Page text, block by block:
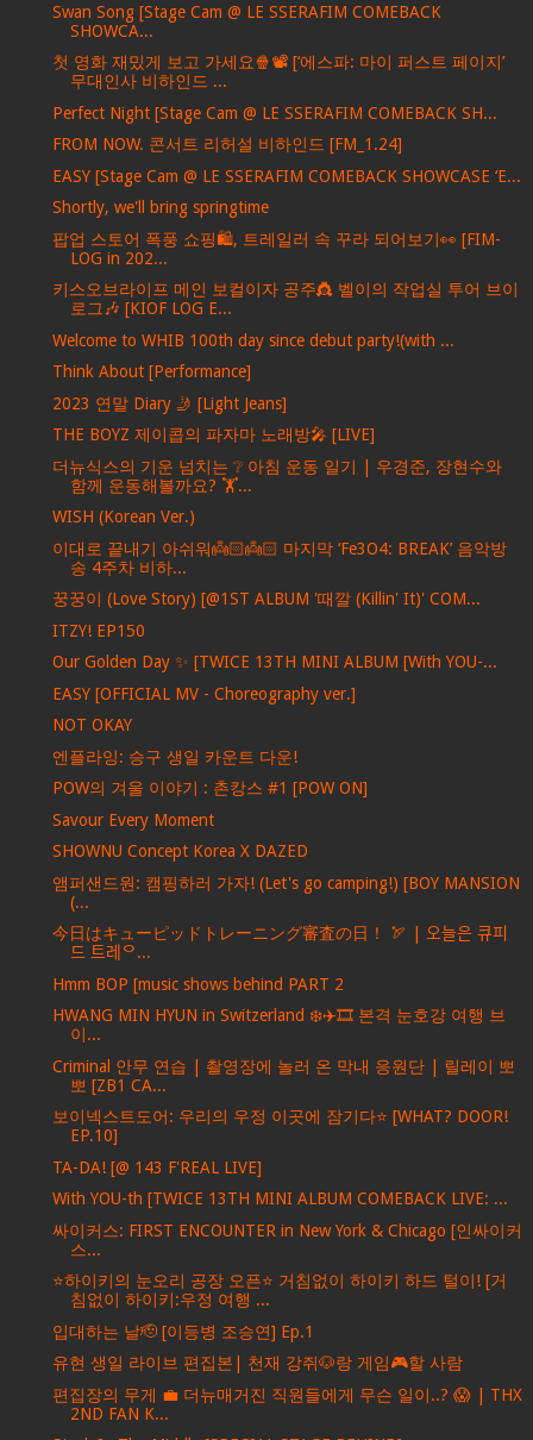
Swan Song [Stage Cam @ LE SSERAFIM COMEBACK
SHOWCA...
첫 영화 재밌게 보고 가세요🍿📽️ [‘에스파: 마이 퍼스트 페이지’
무대인사 비하인드 ...
Perfect Night [Stage Cam @ LE SSERAFIM COMEBACK SH...
FROM NOW. 콘서트 리허설 비하인드 [FM_1.24]
EASY [Stage Cam @ LE SSERAFIM COMEBACK SHOWCASE ‘E...
Shortly, we'll bring springtime
팝업 스토어 폭풍 쇼핑🛍️, 트레일러 속 꾸라 되어보기👀 [FIM-
LOG in 202...
키스오브라이프 메인 보컬이자 공주👸 벨이의 작업실 투어 브이
로그🎶 [KIOF LOG E...
Welcome to WHIB 100th day since debut party!(with ...
Think About [Performance]
2023 연말 Diary 🤳 [Light Jeans]
THE BOYZ 제이콥의 파자마 노래방🎤 [LIVE]
더뉴식스의 기운 넘치는 ❔ 아침 운동 일기 | 우경준, 장현수와
함께 운동해볼까요? 🏋️...
WISH (Korean Ver.)
이대로 끝내기 아쉬워👼🏻👼🏻 마지막 ‘Fe3O4: BREAK’ 음악방
송 4주차 비하...
꿍꿍이 (Love Story) [@1ST ALBUM '때깔 (Killin' It)' COM...
ITZY! EP150
Our Golden Day ✨ [TWICE 13TH MINI ALBUM [With YOU-...
EASY [OFFICIAL MV - Choreography ver.]
NOT OKAY
엔플라잉: 승구 생일 카운트 다운!
POW의 겨울 이야기 : 촌캉스 #1 [POW ON]
Savour Every Moment
SHOWNU Concept Korea X DAZED
앰퍼샌드원: 캠핑하러 가자! (Let's go camping!) [BOY MANSION
(...
今日はキューピッドトレーニング審査の日！ 🏹 | 오늘은 큐피
드 트레ᄋ...
Hmm BOP [music shows behind PART 2
HWANG MIN HYUN in Switzerland ❄️✈️🎞️ 본격 눈호강 여행 브
이...
Criminal 안무 연습 | 촬영장에 놀러 온 막내 응원단 | 릴레이 뽀
뽀 [ZB1 CA...
보이넥스트도어: 우리의 우정 이곳에 잠기다⭐️ [WHAT? DOOR!
EP.10]
TA-DA! [@ 143 F'REAL LIVE]
With YOU-th [TWICE 13TH MINI ALBUM COMEBACK LIVE: ...
싸이커스: FIRST ENCOUNTER in New York & Chicago [인싸이커
스...
⭐하이키의 눈오리 공장 오픈⭐ 거침없이 하이키 하드 털이! [거
침없이 하이키:우정 여행 ...
입대하는 날🫡 [이등병 조승연] Ep.1
유현 생일 라이브 편집본| 천재 강쥐🐶랑 게임🎮할 사람
편집장의 무게 💼 더뉴매거진 직원들에게 무슨 일이..? 😱 | THX
2ND FAN K...